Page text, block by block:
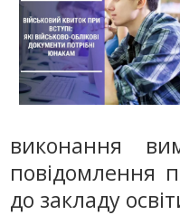
виконання
повідомлення
до закладу